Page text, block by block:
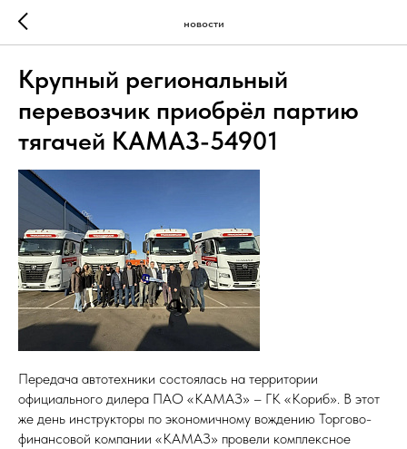
новости
Крупный региональный
перевозчик приобрёл партию
тягачей КАМАЗ-54901
Передача автотехники состоялась на территории
официального дилера ПАО «КАМАЗ» – ГК «Кориб». В этот
же день инструкторы по экономичному вождению Торгово-
финансовой компании «КАМАЗ» провели комплексное